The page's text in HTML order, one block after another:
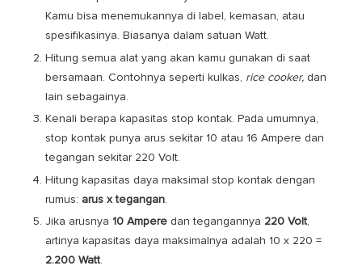
Kamu bisa menemukannya di label, kemasan, atau
spesifikasinya. Biasanya dalam satuan Watt.
Hitung semua alat yang akan kamu gunakan di saat
bersamaan. Contohnya seperti kulkas, rice cooker, dan
lain sebagainya.
Kenali berapa kapasitas stop kontak. Pada umumnya,
stop kontak punya arus sekitar 10 atau 16 Ampere dan
tegangan sekitar 220 Volt.
Hitung kapasitas daya maksimal stop kontak dengan
rumus: arus x tegangan.
Jika arusnya 10 Ampere dan tegangannya 220 Volt,
artinya kapasitas daya maksimalnya adalah 10 x 220 =
2.200 Watt.